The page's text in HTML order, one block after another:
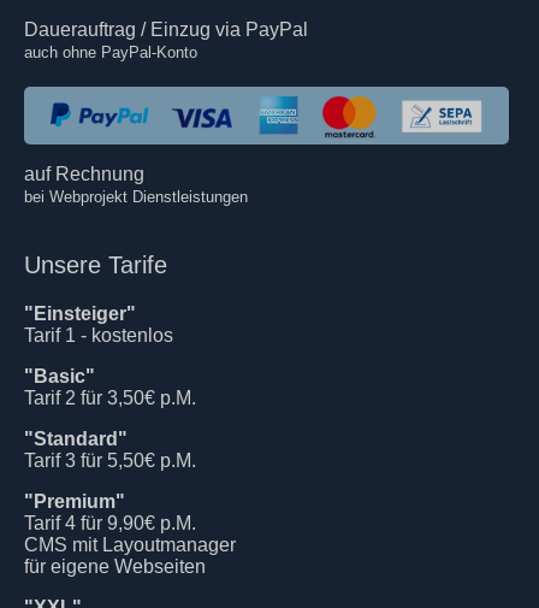
Dauerauftrag / Einzug via PayPal
auch ohne PayPal-Konto
auf Rechnung
bei Webprojekt Dienstleistungen
Unsere Tarife
"Einsteiger"
Tarif 1 - kostenlos
"Basic"
Tarif 2 für 3,50€ p.M.
"Standard"
Tarif 3 für 5,50€ p.M.
"Premium"
Tarif 4 für 9,90€ p.M.
CMS mit Layoutmanager
für eigene Webseiten